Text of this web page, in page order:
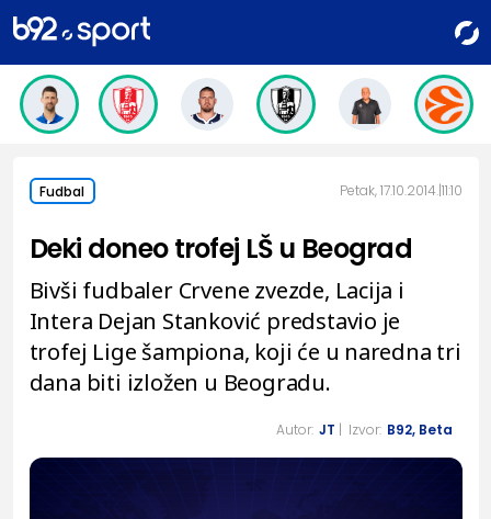
Fudbal Petak, 17.10.2014. 11:10
Deki doneo trofej LŠ u Beograd
Bivši fudbaler Crvene zvezde, Lacija i
Intera Dejan Stanković predstavio je
trofej Lige šampiona, koji će u naredna tri
dana biti izložen u Beogradu.
Autor: JT | Izvor: B92, Beta